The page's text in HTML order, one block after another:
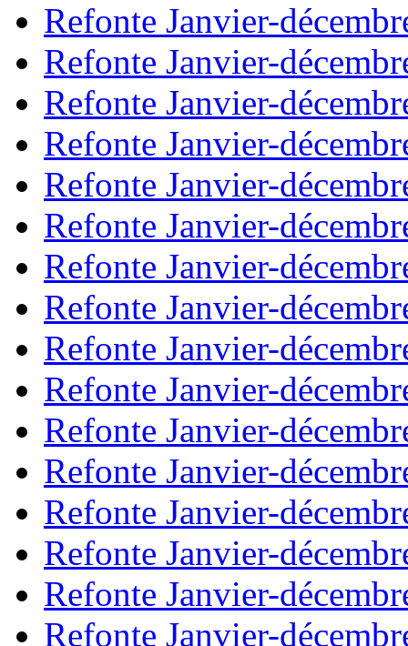
Refonte Janvier-
Refonte Janvier-
Refonte Janvier-
Refonte Janvier-
Refonte Janvier-
Refonte Janvier-
Refonte Janvier-
Refonte Janvier-
Refonte Janvier-
Refonte Janvier-
Refonte Janvier-
Refonte Janvier-
Refonte Janvier-
Refonte Janvier-
Refonte Janvier-
Refonte Janvier-